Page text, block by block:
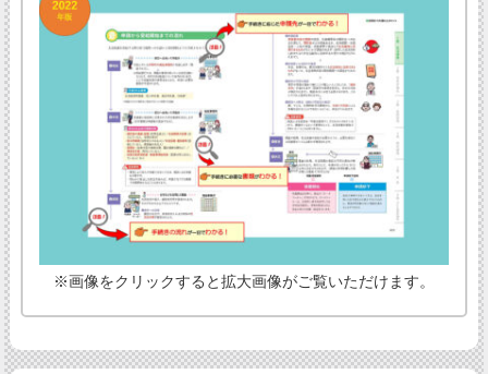
※画像をクリックすると拡大画像がご覧いただけます。